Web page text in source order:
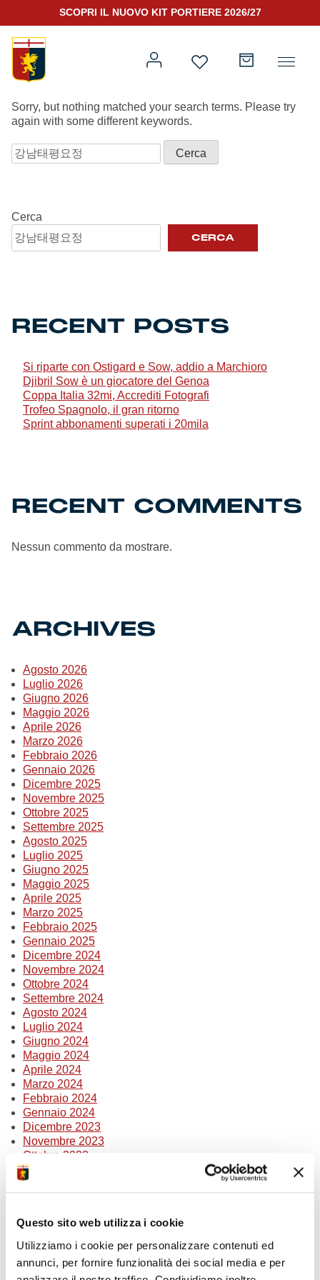
Questo sito web utilizza i cookie
Utilizziamo i cookie per personalizzare contenuti ed
annunci, per fornire funzionalità dei social media e per
Prima squadra
Prima squadra
Kit Gara 2026/27
Rappresentanza
Urban Collection
Throwback Duemila
Robe di Kappa x Genoa
Red&Blue Voices
Mare
Accessori
Party
Outlet
Helan x Genoa
Isolani x Genoa
Gift Card Online Store
SCOPRI IL NUOVO KIT PORTIERE 2026/27
NOTHING FOUND
Sorry, but nothing matched your search terms. Please try
again with some different keywords.
Ricerca
per:
Cerca
CERCA
RECENT POSTS
Si riparte con Ostigard e Sow, addio a Marchioro
Djibril Sow è un giocatore del Genoa
Coppa Italia 32mi, Accrediti Fotografi
Trofeo Spagnolo, il gran ritorno
Sprint abbonamenti superati i 20mila
RECENT COMMENTS
Nessun commento da mostrare.
ARCHIVES
Agosto 2026
Luglio 2026
Giugno 2026
Maggio 2026
Aprile 2026
Marzo 2026
Febbraio 2026
Gennaio 2026
Dicembre 2025
Novembre 2025
Ottobre 2025
Settembre 2025
Agosto 2025
Luglio 2025
Giugno 2025
Maggio 2025
Aprile 2025
Marzo 2025
Febbraio 2025
Gennaio 2025
Dicembre 2024
Novembre 2024
Ottobre 2024
Settembre 2024
Agosto 2024
Luglio 2024
Giugno 2024
Maggio 2024
Aprile 2024
Marzo 2024
Febbraio 2024
Gennaio 2024
Dicembre 2023
Novembre 2023
Ottobre 2023
Settembre 2023
Agosto 2023
Marzo 2023
Febbraio 2023